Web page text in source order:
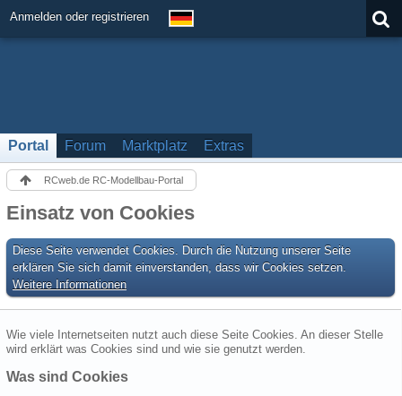
Anmelden oder registrieren
Portal Forum Marktplatz Extras
RCweb.de RC-Modellbau-Portal
Einsatz von Cookies
Diese Seite verwendet Cookies. Durch die Nutzung unserer Seite
erklären Sie sich damit einverstanden, dass wir Cookies setzen.
Weitere Informationen
Wie viele Internetseiten nutzt auch diese Seite Cookies. An dieser Stelle
wird erklärt was Cookies sind und wie sie genutzt werden.
Was sind Cookies